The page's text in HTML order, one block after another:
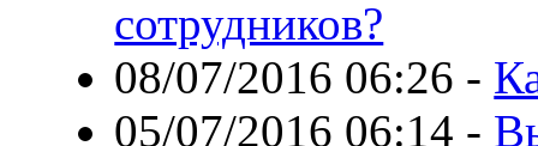
сотрудников?
08/07/2016 06:26 -
05/07/2016 06:14 -